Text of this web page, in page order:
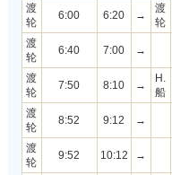
渡
轮
6:00 6:20 →
渡
轮
渡
轮
6:40 7:00 →
渡
轮
7:50 8:10 →
H.
船
渡
轮
8:52 9:12 →
渡
轮
9:52 10:12 →